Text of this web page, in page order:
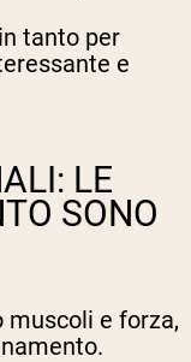
tanto per
e
LE
SONO
muscoli e forza,